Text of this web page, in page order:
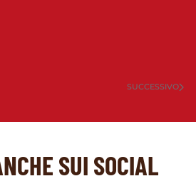
SUCCESSIVO
SUI SOCIAL